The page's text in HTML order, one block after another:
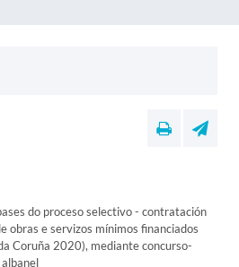
do proceso selectivo - contratación
obras e servizos mínimos financiados
Coruña 2020), mediante concurso-